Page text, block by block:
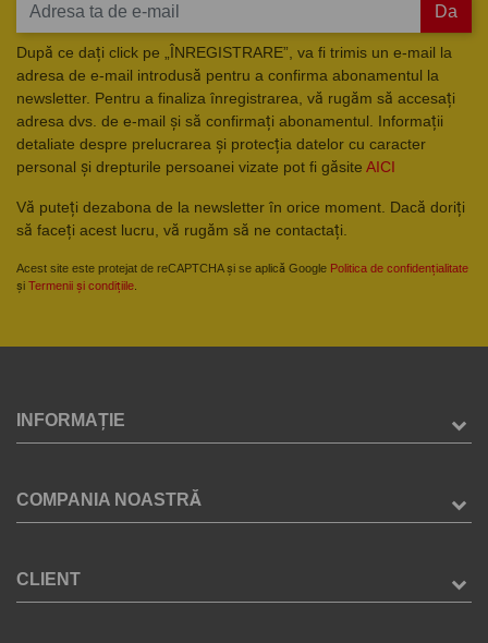
Da
După ce dați click pe „ÎNREGISTRARE”, va fi trimis un e-mail la
adresa de e-mail introdusă pentru a confirma abonamentul la
newsletter. Pentru a finaliza înregistrarea, vă rugăm să accesați
adresa dvs. de e-mail și să confirmați abonamentul. Informații
detaliate despre prelucrarea și protecția datelor cu caracter
personal și drepturile persoanei vizate pot fi găsite AICI
Vă puteți dezabona de la newsletter în orice moment. Dacă doriți
să faceți acest lucru, vă rugăm să ne contactați.
Acest site este protejat de reCAPTCHA și se aplică Google Politica de confidențialitate
și Termenii și condițiile
INFORMAȚIE
COMPANIA NOASTRĂ
CLIENT